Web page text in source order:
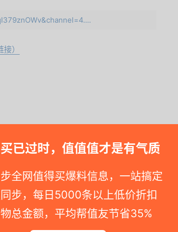
已过时，值值值才是有气质
全网值得买爆料信息，一站搞定
步，每日5000条以上低价折扣
总金额，平均帮值友节省35%
）
址看到标价已恢复原价, 可能就是活动已失效 --